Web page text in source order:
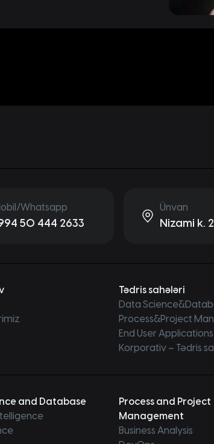
Whatsapp
50 444 2633
Ünvan
Nizami k.
Tədris sahələri
Data
Process&Project
End User Applications
Korporativ – Tədris
and Database
Process and Project
Management
Business Analysis